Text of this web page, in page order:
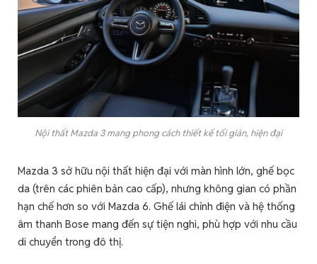
Nội thất Mazda 3 mang phong cách thiết kế tối giản, hiện đại
Mazda 3 sở hữu nội thất hiện đại với màn hình lớn, ghế bọc
da (trên các phiên bản cao cấp), nhưng không gian có phần
hạn chế hơn so với Mazda 6. Ghế lái chỉnh điện và hệ thống
âm thanh Bose mang đến sự tiện nghi, phù hợp với nhu cầu
di chuyển trong đô thị.